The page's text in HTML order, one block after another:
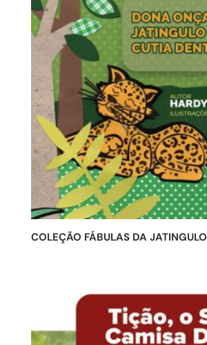
COLEÇÃO FÁBULAS DA JATINGULO